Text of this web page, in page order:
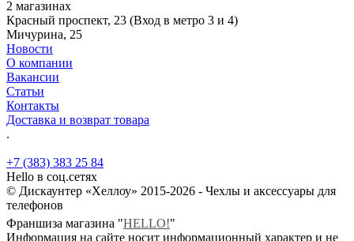
2 магазинах
Красный проспект, 23 (Вход в метро 3 и 4)
Мичурина, 25
Новости
О компании
Вакансии
Статьи
Контакты
Доставка и возврат товара
.
+7 (383) 383 25 84
Hello в соц.сетях
© Дискаунтер «Хеллоу» 2015-2026 - Чехлы и аксессуары для
телефонов
Франшиза магазина "HELLO!"
Информация на сайте носит информационный характер и не